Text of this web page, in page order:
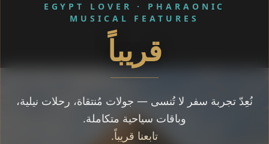
EGYPT LOVER · PHARAONIC
MUSICAL FEATURES
قريباً
نُعِدّ تجربة سفر لا تُنسى — جولات مُنتقاة، رحلات نيلية،
وباقات سياحية متكاملة.
تابعنا قريباً.